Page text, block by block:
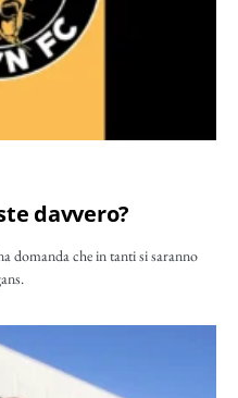
davvero?
domanda che in tanti si saranno